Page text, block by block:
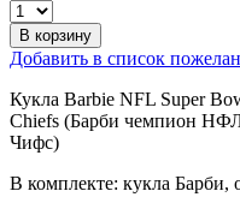
В корзину
Добавить в список
Кукла Barbie NFL Super
Chiefs (Барби чемпион
Чифс)
В комплекте: кукла Барби,